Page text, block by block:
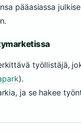
pääasiassa
työllistäjä,
).
ja se hakee